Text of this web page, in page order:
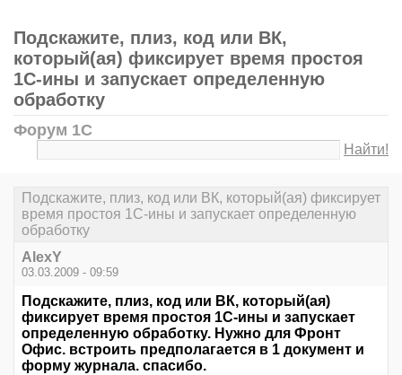
Подскажите, плиз, код или ВК,
который(ая) фиксирует время простоя
1С-ины и запускает определенную
обработку
Форум 1С
Найти!
Подскажите, плиз, код или ВК, который(ая) фиксирует
время простоя 1С-ины и запускает определенную
обработку
AlexY
03.03.2009 - 09:59
Подскажите, плиз, код или ВК, который(ая)
фиксирует время простоя 1С-ины и запускает
определенную обработку. Нужно для Фронт
Офис. встроить предполагается в 1 документ и
форму журнала. спасибо.